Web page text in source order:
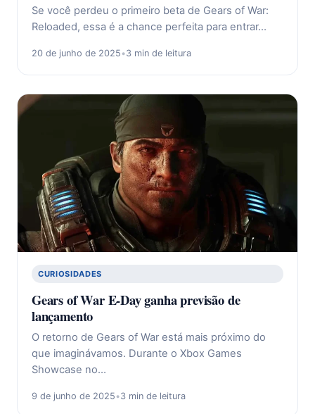
Se você perdeu o primeiro beta de Gears of War:
Reloaded, essa é a chance perfeita para entrar…
20 de junho de 2025•3 min de leitura
CURIOSIDADES
Gears of War E-Day ganha previsão de
lançamento
O retorno de Gears of War está mais próximo do
que imaginávamos. Durante o Xbox Games
Showcase no…
9 de junho de 2025•3 min de leitura